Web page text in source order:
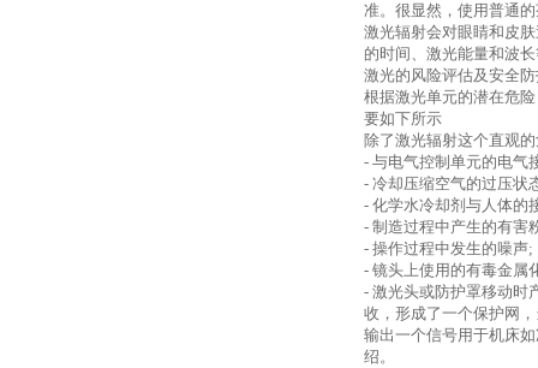
准。很显然，使用普通
激光辐射会对眼睛和皮
的时间、激光能量和波
激光的风险评估及安全
根据激光单元的潜在危
要如下所示
除了激光辐射这个直观
- 与电气控制单元的电气
- 冷却压缩空气的过压状
- 化学水冷却剂与人体的
- 制造过程中产生的有害
- 操作过程中发生的噪声;
- 镜头上使用的有毒金属
- 激光头或防护罩移动时
收，形成了一个保护网
输出一个信号用于机床
绍。